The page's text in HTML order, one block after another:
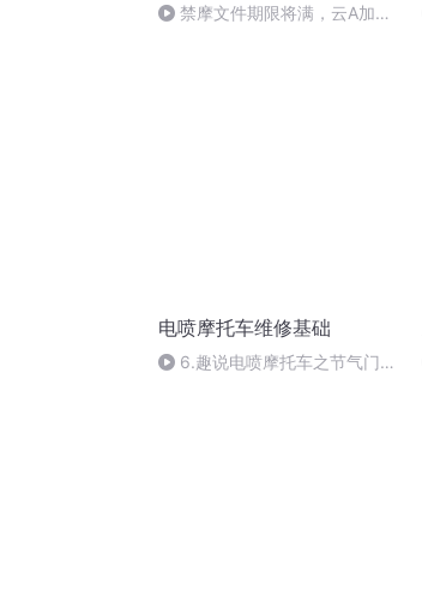
禁摩文件期限将满，云A加
电喷摩托车维修基础
6.趣说电喷摩托车之节气门位